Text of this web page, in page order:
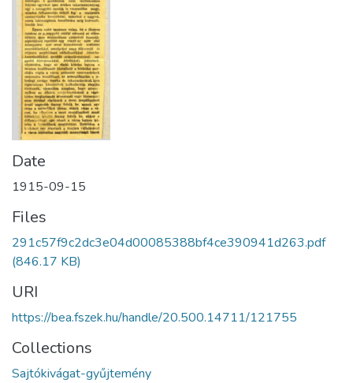
Date
1915-09-15
Files
291c57f9c2dc3e04d00085388bf4ce390941d263.pdf
(846.17 KB)
URI
https://bea.fszek.hu/handle/20.500.14711/121755
Collections
Sajtókivágat-gyűjtemény